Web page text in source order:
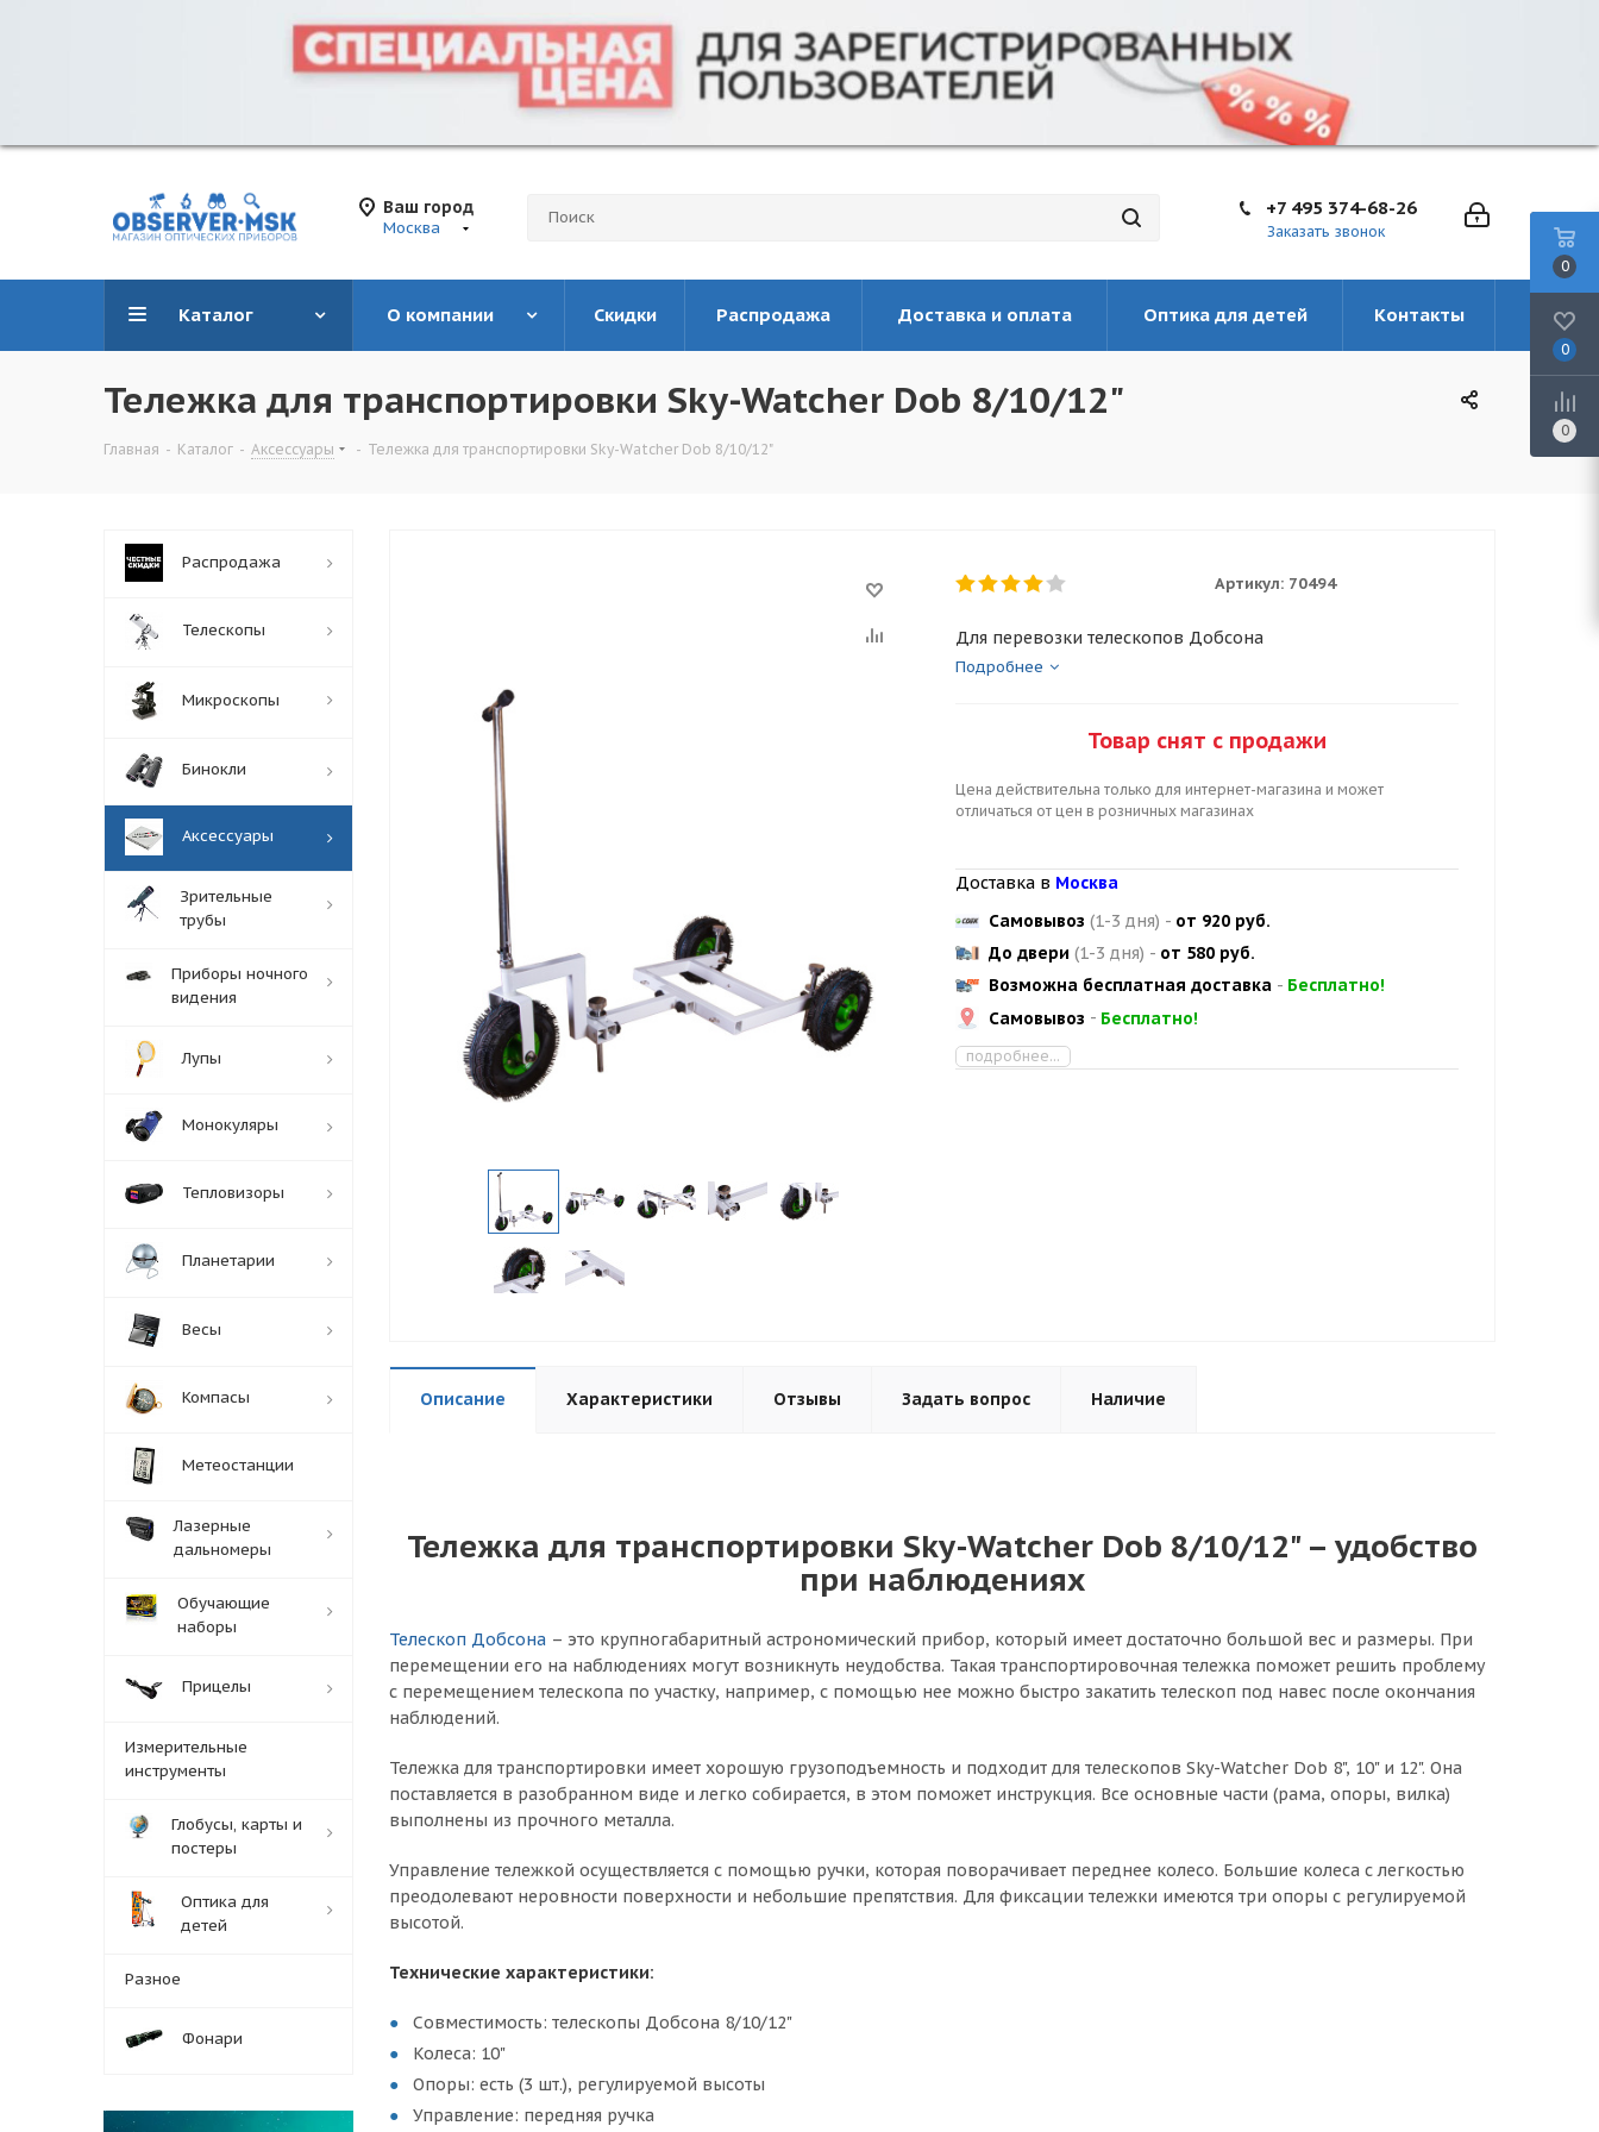
Ваш город
Москва
+7 495 374-68-26
Заказать звонок
Каталог О компании Скидки Распродажа Доставка и оплата Оптика для детей Контакты
Тележка для транспортировки Sky-Watcher Dob 8/10/12"
Главная - Каталог - Аксессуары - Тележка для транспортировки Sky-Watcher Dob 8/10/12"
Артикул: 70494
Для перевозки телескопов Добсона
Подробнее
Товар снят с продажи
Цена действительна только для интернет-магазина и может
отличаться от цен в розничных магазинах
Доставка в Москва
Самовывоз (1-3 дня) - от 920 руб.
До двери (1-3 дня) - от 580 руб.
Возможна бесплатная доставка - Бесплатно!
Самовывоз - Бесплатно!
подробнее...
Описание Характеристики Отзывы Задать вопрос Наличие
Тележка для транспортировки Sky-Watcher Dob 8/10/12" – удобство
при наблюдениях
Телескоп Добсона – это крупногабаритный астрономический прибор, который имеет достаточно большой вес и размеры. При
перемещении его на наблюдениях могут возникнуть неудобства. Такая транспортировочная тележка поможет решить проблему
с перемещением телескопа по участку, например, с помощью нее можно быстро закатить телескоп под навес после окончания
наблюдений.
Тележка для транспортировки имеет хорошую грузоподъемность и подходит для телескопов Sky-Watcher Dob 8", 10" и 12". Она
поставляется в разобранном виде и легко собирается, в этом поможет инструкция. Все основные части (рама, опоры, вилка)
выполнены из прочного металла.
Управление тележкой осуществляется с помощью ручки, которая поворачивает переднее колесо. Большие колеса с легкостью
преодолевают неровности поверхности и небольшие препятствия. Для фиксации тележки имеются три опоры с регулируемой
высотой.
Технические характеристики:
Совместимость: телескопы Добсона 8/10/12"
Колеса: 10"
Опоры: есть (3 шт.), регулируемой высоты
Управление: передняя ручка
Распродажа
Телескопы
Микроскопы
Бинокли
Аксессуары
Зрительные
трубы
Приборы ночного
видения
Лупы
Монокуляры
Тепловизоры
Планетарии
Весы
Компасы
Метеостанции
Лазерные
дальномеры
Обучающие
наборы
Прицелы
Измерительные
инструменты
Глобусы, карты и
постеры
Оптика для
детей
Разное
Фонари
0
0
0